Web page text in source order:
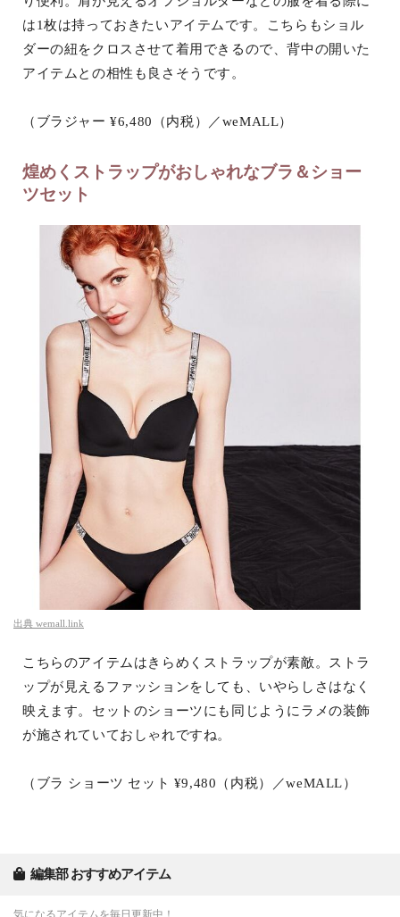
は1枚は持っておきたいアイテムです。こちらもショル
ダーの紐をクロスさせて着用できるので、背中の開いた
アイテムとの相性も良さそうです。
（ブラジャー ¥6,480（内税）／weMALL）
煌めくストラップがおしゃれなブラ＆ショー
ツセット
出典 wemall.link
こちらのアイテムはきらめくストラップが素敵。ストラ
ップが見えるファッションをしても、いやらしさはなく
映えます。セットのショーツにも同じようにラメの装飾
が施されていておしゃれですね。
（ブラ ショーツ セット ¥9,480（内税）／weMALL）
編集部 おすすめアイテム
気になるアイテムを毎日更新中！